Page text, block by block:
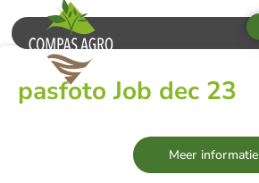
pasfoto Job dec 23
Meer informatie